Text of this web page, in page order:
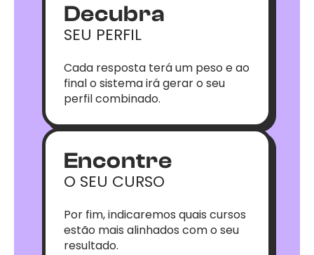
Decubra
SEU PERFIL
Cada resposta terá um peso e ao
final o sistema irá gerar o seu
perfil combinado.
Encontre
O SEU CURSO
Por fim, indicaremos quais cursos
estão mais alinhados com o seu
resultado.